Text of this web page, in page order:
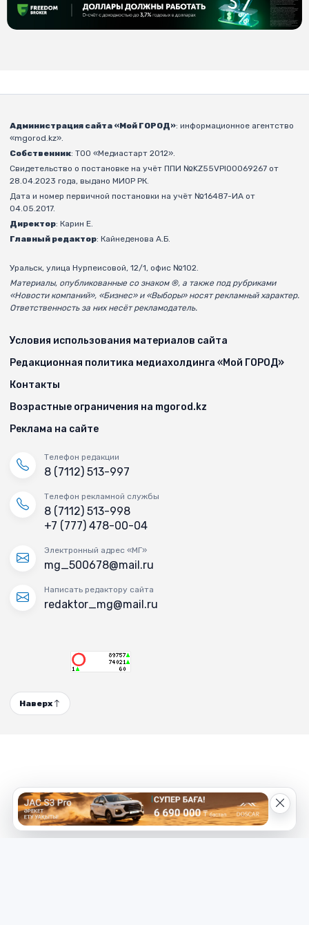
Администрация сайта «Мой ГОРОД»: информационное агентство
«mgorod.kz».
Собственник: ТОО «Медиастарт 2012».
Свидетельство о постановке на учёт ППИ №KZ55VPI00069267 от
28.04.2023 года, выдано МИОР РК.
Дата и номер первичной постановки на учёт №16487-ИА от
04.05.2017.
Директор: Карин Е.
Главный редактор: Кайнеденова А.Б.
Уральск, улица Нурпеисовой, 12/1, офис №102.
Материалы, опубликованные со знаком ®, а также под рубриками
«Новости компаний», «Бизнес» и «Выборы» носят рекламный характер.
Ответственность за них несёт рекламодатель.
Условия использования материалов сайта
Редакционная политика медиахолдинга «Мой ГОРОД»
Контакты
Возрастные ограничения на mgorod.kz
Реклама на сайте
Телефон редакции
8 (7112) 513-997
Телефон рекламной службы
8 (7112) 513-998
+7 (777) 478-00-04
Электронный адрес «МГ»
mg_500678@mail.ru
Написать редактору сайта
redaktor_mg@mail.ru
Наверх